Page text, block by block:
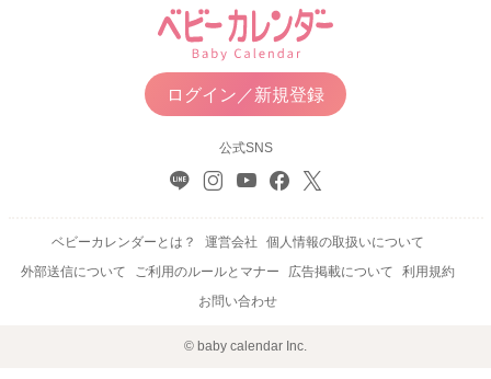
ログイン／新規登録
公式SNS
ベビーカレンダーとは？ 運営会社
個人情報の取扱いについて
外部送信について
ご利用のルールとマナー 広告掲載について
利用規約
お問い合わせ
© baby calendar Inc.